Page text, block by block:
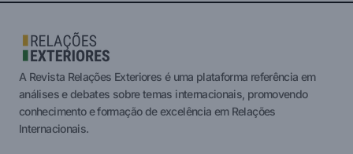
A Revista Relações Exteriores é uma plataforma referência em
análises e debates sobre temas internacionais, promovendo
conhecimento e formação de excelência em Relações
Internacionais.